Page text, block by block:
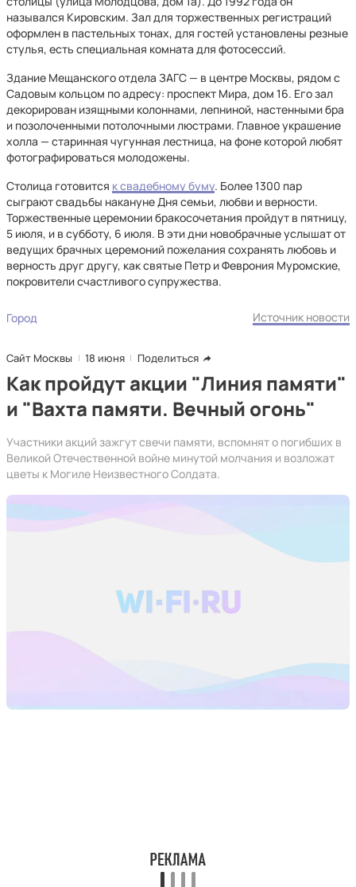
назывался Кировским. Зал для торжественных регистраций
оформлен в пастельных тонах, для гостей установлены резные
стулья, есть специальная комната для фотосессий.
Здание Мещанского отдела ЗАГС — в центре Москвы, рядом с
Садовым кольцом по адресу: проспект Мира, дом 16. Его зал
декорирован изящными колоннами, лепниной, настенными бра
и позолоченными потолочными люстрами. Главное украшение
холла — старинная чугунная лестница, на фоне которой любят
фотографироваться молодожены.
Столица готовится к свадебному буму. Более 1300 пар
сыграют свадьбы накануне Дня семьи, любви и верности.
Торжественные церемонии бракосочетания пройдут в пятницу,
5 июля, и в субботу, 6 июля. В эти дни новобрачные услышат от
ведущих брачных церемоний пожелания сохранять любовь и
верность друг другу, как святые Петр и Феврония Муромские,
покровители счастливого супружества.
Город Источник новости
Сайт Москвы 18 июня Поделиться
Как пройдут акции "Линия памяти"
и "Вахта памяти. Вечный огонь"
Участники акций зажгут свечи памяти, вспомнят о погибших в
Великой Отечественной войне минутой молчания и возложат
цветы к Могиле Неизвестного Солдата.